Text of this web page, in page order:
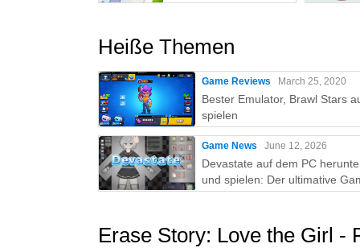
Heiße Themen
Game Reviews March 25, 2020
Bester Emulator, Brawl Stars
spielen
Game News June 12, 2026
Devastate auf dem PC
und spielen: Der ultimative
Guide mit MEmu Play
Erase Story: Love the Girl -